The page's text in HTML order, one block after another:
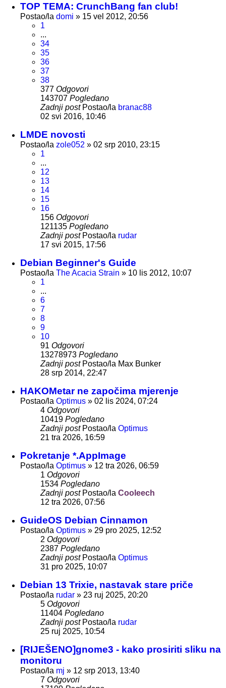
TOP TEMA: CrunchBang fan club!
Postao/la domi » 15 vel 2012, 20:56
1
...
34
35
36
37
38
377 Odgovori
143707 Pogledano
Zadnji post Postao/la branac88
02 svi 2016, 10:46
LMDE novosti
Postao/la zole052 » 02 srp 2010, 23:15
1
...
12
13
14
15
16
156 Odgovori
121135 Pogledano
Zadnji post Postao/la rudar
17 svi 2015, 17:56
Debian Beginner's Guide
Postao/la The Acacia Strain » 10 lis 2012, 10:07
1
...
6
7
8
9
10
91 Odgovori
13278973 Pogledano
Zadnji post Postao/la Max Bunker
28 srp 2014, 22:47
HAKOMetar ne započima mjerenje
Postao/la Optimus » 02 lis 2024, 07:24
4 Odgovori
10419 Pogledano
Zadnji post Postao/la Optimus
21 tra 2026, 16:59
Pokretanje *.AppImage
Postao/la Optimus » 12 tra 2026, 06:59
1 Odgovori
1534 Pogledano
Zadnji post Postao/la Cooleech
12 tra 2026, 07:56
GuideOS Debian Cinnamon
Postao/la Optimus » 29 pro 2025, 12:52
2 Odgovori
2387 Pogledano
Zadnji post Postao/la Optimus
31 pro 2025, 10:07
Debian 13 Trixie, nastavak stare priče
Postao/la rudar » 23 ruj 2025, 20:20
5 Odgovori
11404 Pogledano
Zadnji post Postao/la rudar
25 ruj 2025, 10:54
[RIJEŠENO]gnome3 - kako prosiriti sliku na
monitoru
Postao/la mj » 12 srp 2013, 13:40
7 Odgovori